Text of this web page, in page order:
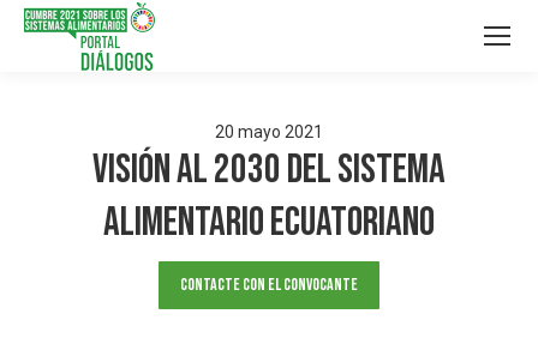
20 mayo 2021
Visión al 2030 del Sistema
Alimentario Ecuatoriano
Contacte con el convocante